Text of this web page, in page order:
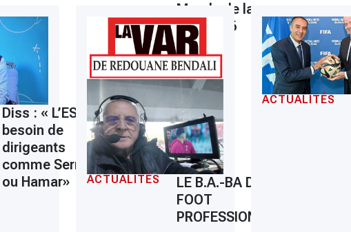
Monde de la
FIFA 2026
Diss : « L’ESS a
besoin de
dirigeants
comme Serrar
ou Hamar»
ACTUALITÉS
LE B.A.-BA DU
FOOT
PROFESSIONNEL
ACTUALITÉS